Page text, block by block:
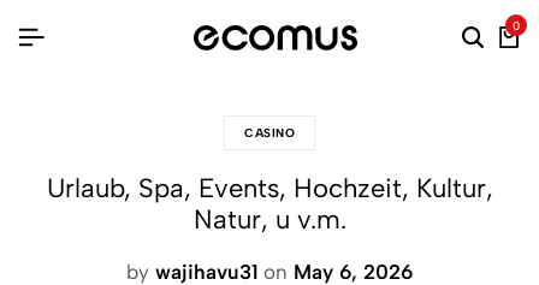
0
CASINO
Urlaub, Spa, Events, Hochzeit, Kultur,
Natur, u v.m.
by wajihavu31 on May 6, 2026